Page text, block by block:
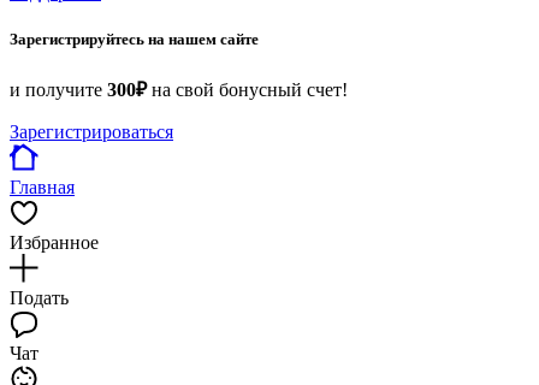
Зарегистрируйтесь на нашем сайте
и получите 300₽на свой бонусный счет!
Зарегистрироваться
Главная
Избранное
Подать
Чат